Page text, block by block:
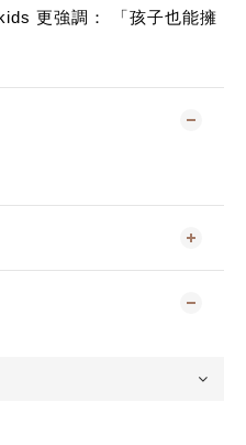
更強調： 「孩子也能擁